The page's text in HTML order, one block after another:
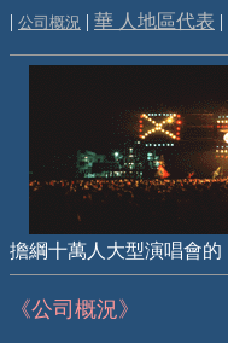
| 公司概況 | 華 人地區代表 |
擔綱十萬人大型演唱會的
《公司概況》